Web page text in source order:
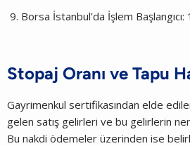
Borsa İstanbul’da İşlem
Stopaj Oranı ve Tapu
Gayrimenkul sertifikasından elde
gelen satış gelirleri ve bu gelirlerin
Bu nakdi ödemeler üzerinden ise